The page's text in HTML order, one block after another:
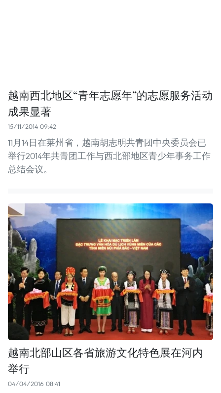
越南西北地区“青年志愿年”的志愿服务活动
成果显著
15/11/2014 09:42
11月14日在莱州省，越南胡志明共青团中央委员会已
举行2014年共青团工作与西北部地区青少年事务工作
总结会议。
越南北部山区各省旅游文化特色展在河内
举行
04/04/2016 08:41